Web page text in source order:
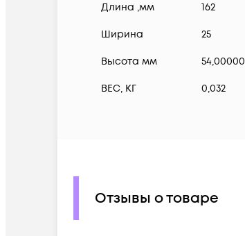
Длина ,мм 162
Ширина 25
Высота мм 54,00000
ВЕС, КГ 0,032
Отзывы о товаре